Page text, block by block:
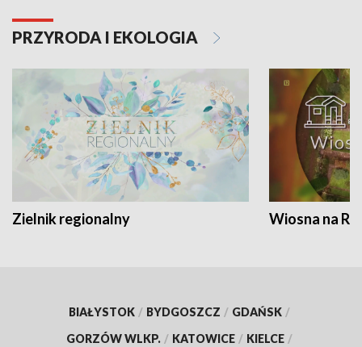
PRZYRODA I EKOLOGIA
Zielnik regionalny Wiosna na
BIAŁYSTOK / BYDGOSZCZ / GDAŃSK /
GORZÓW WLKP. / KATOWICE / KIELCE /